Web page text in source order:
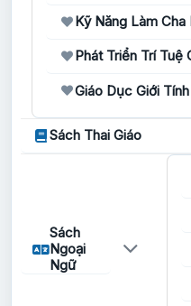
Kỹ Năng Làm Cha
Phát Triển Trí Tuệ
Giáo Dục Giới
Sách Thai Giáo
Sách
Ngoại
Ngữ